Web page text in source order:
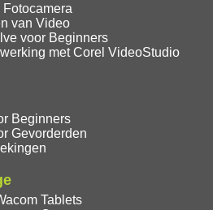
van Video
voor Beginners
met Corel VideoStudio
Beginners
Gevorderden
Tablets